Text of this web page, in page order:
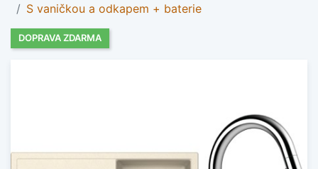
S vaničkou a odkapem + baterie
DOPRAVA ZDARMA